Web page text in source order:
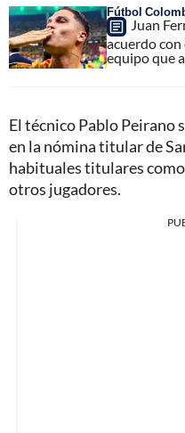
Fútbol
Juan
acuerdo con
equipo que
El técnico Pablo Peirano
en la nómina titular de
habituales titulares
otros jugadores.